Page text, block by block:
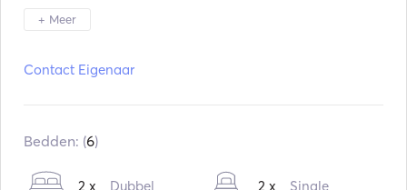
+ Meer
Opgeknapt in:
Contact Eigenaar
Bedden: (6)
2 x Dubbel 2 x Single